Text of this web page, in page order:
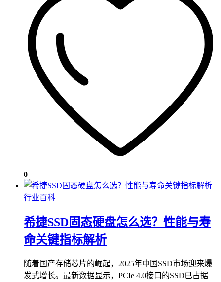
0
行业百科
希捷SSD固态硬盘怎么选？性能与寿
命关键指标解析
随着国产存储芯片的崛起，2025年中国SSD市场迎来爆
发式增长。最新数据显示，PCIe 4.0接口的SSD已占据